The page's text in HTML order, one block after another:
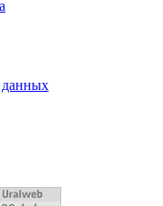
данных